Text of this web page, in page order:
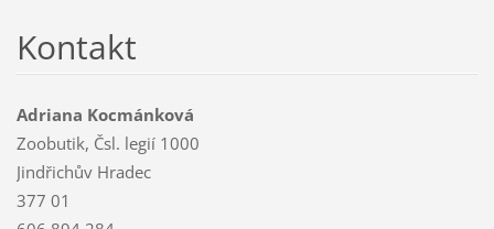
Kontakt
Adriana Kocmánková
Zoobutik, Čsl. legií 1000
Jindřichův Hradec
377 01